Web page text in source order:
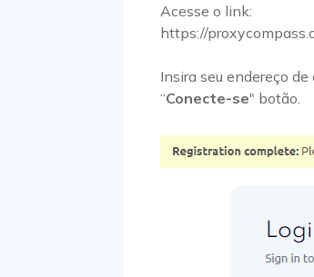
Acesse o link:
https://
Insira seu endereço
“Conecte-se" botão.